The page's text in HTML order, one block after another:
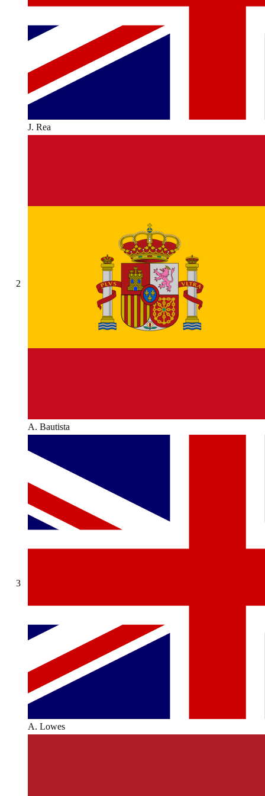
J. Rea
2
A. Bautista
3
A. Lowes